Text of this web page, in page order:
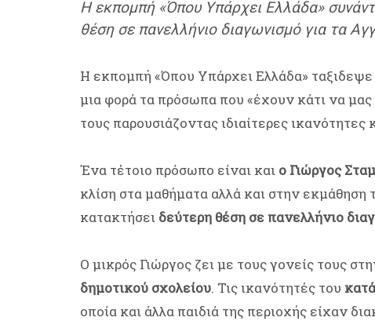
Η εκπομπή «Όπου Υπάρχει Ελλάδα»
θέση σε πανελλήνιο διαγωνισμό για τα
Η εκπομπή «Όπου Υπάρχει Ελλάδα»
μια φορά τα πρόσωπα που «έχουν κάτι να
τους παρουσιάζοντας ιδιαίτερες ικανότητες
Ένα τέτοιο πρόσωπο είναι και ο Γιώργος
κλίση στα μαθήματα αλλά και στην εκμάθηση
κατακτήσει δεύτερη θέση σε πανελλήνιο
Ο μικρός Γιώργος ζει με τους γονείς τους
δημοτικού σχολείου. Τις ικανότητές του
οποία και άλλα παιδιά της περιοχής είχαν